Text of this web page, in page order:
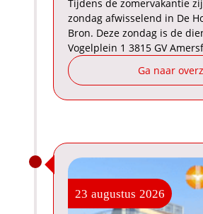
Tijdens de zomervakantie
zondag afwisselend in De
Bron. Deze zondag is de
Vogelplein 1 3815 GV
Ga naar
23 augustus 2026